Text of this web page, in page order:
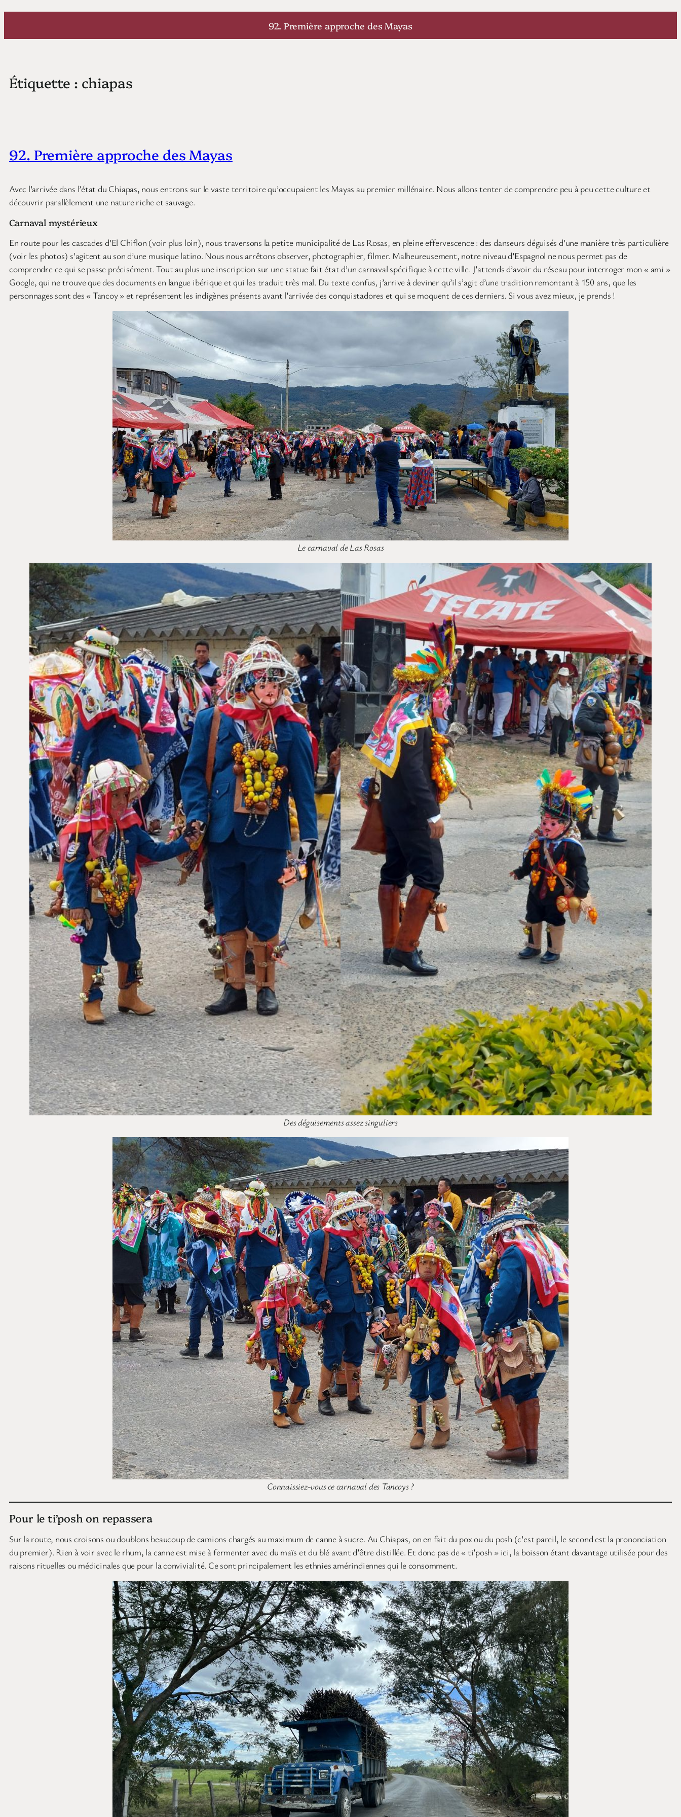
Aller
contenu
92. Première approche des Mayas
Étiquette : chiapas
92. Première approche des Mayas
Avec l’arrivée dans l’état du Chiapas, nous entrons sur le vaste territoire qu’occupaient les Mayas au premier millénaire. Nous allons tenter de comprendre peu à peu cette culture et
découvrir parallèlement une nature riche et sauvage.
Carnaval mystérieux
En route pour les cascades d’El Chiflon (voir plus loin), nous traversons la petite municipalité de Las Rosas, en pleine effervescence : des danseurs déguisés d’une manière très particulière
(voir les photos) s’agitent au son d’une musique latino. Nous nous arrêtons observer, photographier, filmer. Malheureusement, notre niveau d’Espagnol ne nous permet pas de
comprendre ce qui se passe précisément. Tout au plus une inscription sur une statue fait état d’un carnaval spécifique à cette ville. J’attends d’avoir du réseau pour interroger mon « ami »
Google, qui ne trouve que des documents en langue ibérique et qui les traduit très mal. Du texte confus, j’arrive à deviner qu’il s’agit d’une tradition remontant à 150 ans, que les
personnages sont des « Tancoy » et représentent les indigènes présents avant l’arrivée des conquistadores et qui se moquent de ces derniers. Si vous avez mieux, je prends !
Le carnaval de Las Rosas
Des déguisements assez singuliers
Connaissiez-vous ce carnaval des Tancoys ?
Pour le ti’posh on repassera
Sur la route, nous croisons ou doublons beaucoup de camions chargés au maximum de canne à sucre. Au Chiapas, on en fait du pox ou du posh (c’est pareil, le second est la prononciation
du premier). Rien à voir avec le rhum, la canne est mise à fermenter avec du maïs et du blé avant d’être distillée. Et donc pas de « ti’posh » ici, la boisson étant davantage utilisée pour des
raisons rituelles ou médicinales que pour la convivialité. Ce sont principalement les ethnies amérindiennes qui le consomment.